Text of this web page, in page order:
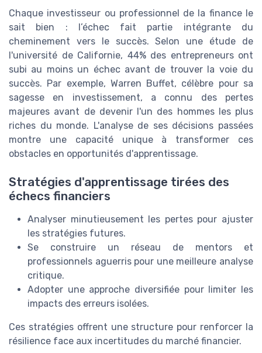
Chaque investisseur ou professionnel de la finance le
sait bien : l’échec fait partie intégrante du
cheminement vers le succès. Selon une étude de
l'université de Californie, 44% des entrepreneurs ont
subi au moins un échec avant de trouver la voie du
succès. Par exemple, Warren Buffet, célèbre pour sa
sagesse en investissement, a connu des pertes
majeures avant de devenir l'un des hommes les plus
riches du monde. L'analyse de ses décisions passées
montre une capacité unique à transformer ces
obstacles en opportunités d'apprentissage.
Stratégies d'apprentissage tirées des
échecs financiers
Analyser minutieusement les pertes pour ajuster
les stratégies futures.
Se construire un réseau de mentors et
professionnels aguerris pour une meilleure analyse
critique.
Adopter une approche diversifiée pour limiter les
impacts des erreurs isolées.
Ces stratégies offrent une structure pour renforcer la
résilience face aux incertitudes du marché financier.